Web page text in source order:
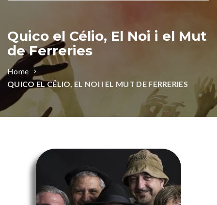
Quico el Célio, El Noi i el Mut
de Ferreries
Home
QUICO EL CÉLIO, EL NOI I EL MUT DE FERRERIES